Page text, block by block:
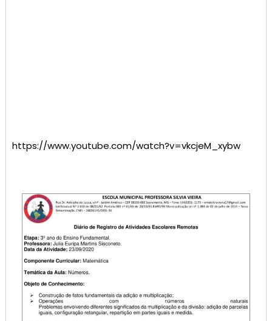
https://www.youtube.com/watch?v=vkcjeM_xybw